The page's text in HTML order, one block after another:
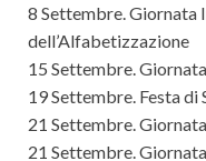
8 Settembre. Giornata
dell’Alfabetizzazione
15 Settembre.
19 Settembre. Festa di
21 Settembre.
21 Settembre.